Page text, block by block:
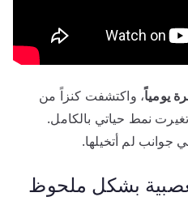
يومياً، واكتشفت كنزاً من
تغيرت نمط حياتي بالكامل.
جوانب لم أتخيلها.